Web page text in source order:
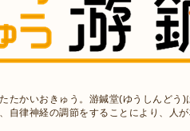
たかいおきゅう。游鍼堂(ゆうしんど
自律神経の調節をすることにより、人